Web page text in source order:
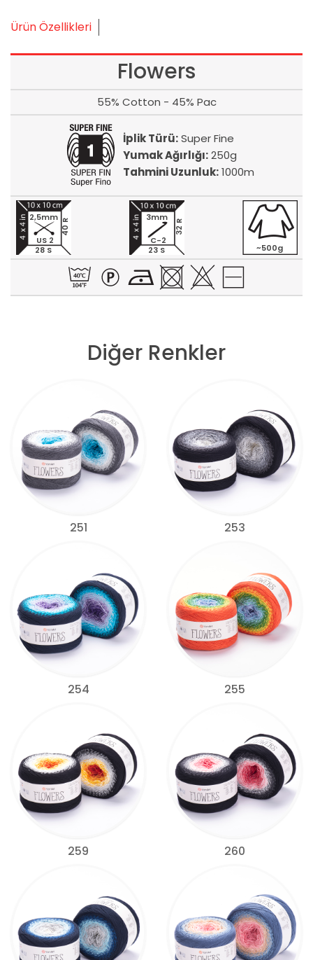
Ürün Özellikleri
Flowers
55% Cotton - 45% Pac
İplik Türü:Super Fine
Yumak Ağırlığı:250g
Tahmini Uzunluk:1000m
28 S
40 R
2,5mm
US 2
23 S
32 R
3mm
C-2
~500g
Diğer Renkler
251 253
254 255
259 260